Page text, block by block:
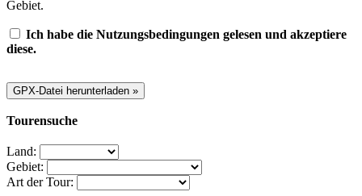
Gebiet.
Ich habe die Nutzungsbedingungen gelesen und akzeptiere
diese.
Tourensuche
Land:
Gebiet:
Art der Tour: